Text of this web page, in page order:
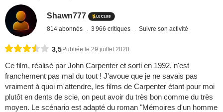
Shawn777
814 abonnés 3 966 critiques Suivre son activité
3,5Publiée le 29 juillet 2020
Ce film, réalisé par John Carpenter et sorti en 1992, n'est
franchement pas mal du tout ! J'avoue que je ne savais pas
vraiment à quoi m'attendre, les films de Carpenter étant pour moi
plutôt en dents de scie, on peut avoir du très bon comme du très
moyen. Le scénario est adapté du roman "Mémoires d'un homme